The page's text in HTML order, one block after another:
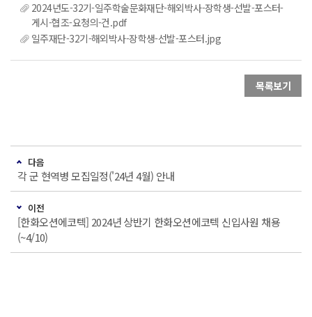
2024년도-32기-일주학술문화재단-해외박사-장학생-선발-포스터-
게시-협조-요청의-건.pdf
일주재단-32기-해외박사-장학생-선발-포스터.jpg
목록보기
다음
각 군 현역병 모집일정('24년 4월) 안내
이전
[한화오션에코텍] 2024년 상반기 한화오션에코텍 신입사원 채용
(~4/10)